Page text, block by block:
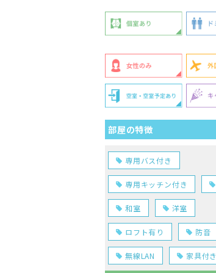
部屋の特徴
専用バス付き
専用キッチン付き
和室 洋室
ロフト有り 防音
無線LAN 家具付き